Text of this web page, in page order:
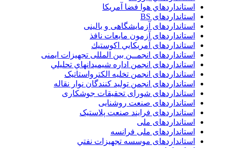
استانداردهاي هوا فضا آمريکا
استانداردهای BS
استانداردهای آزمایشگاهی و بالینی
استانداردهای آزمون مایعات نافذ
استانداردهای آمريكايي اكوستيك
استانداردهای انجمــن بين المللى تجهيزات ايمنى
استانداردهای انجمن اداره شيميدانهاي تحليلي
استانداردهای انجمن تخليه الکترواستاتيک
استانداردهای انجمن توليد کنندگان نوار نقاله
استانداردهای شورای تحقیقات جوشکاری
استانداردهای صنعت روشنایی
استانداردهای فرايند صنعت پلاستيک
استانداردهای ملی
استانداردهای ملی فرانسه
استانداردهای موسسه تجهيزات نفتي